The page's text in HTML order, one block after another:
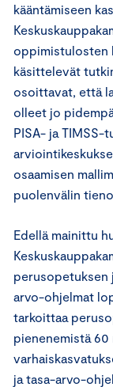
kääntämiseen
oppimistulosten
käsittelevät
osoittavat, että
olleet jo
PISA- ja TIMSS-
osaamisen
puolenvälin
Edellä mainittu
perusopetuksen
arvo-ohjelmat
tarkoittaa
pienenemistä
ja tasa-arvo-